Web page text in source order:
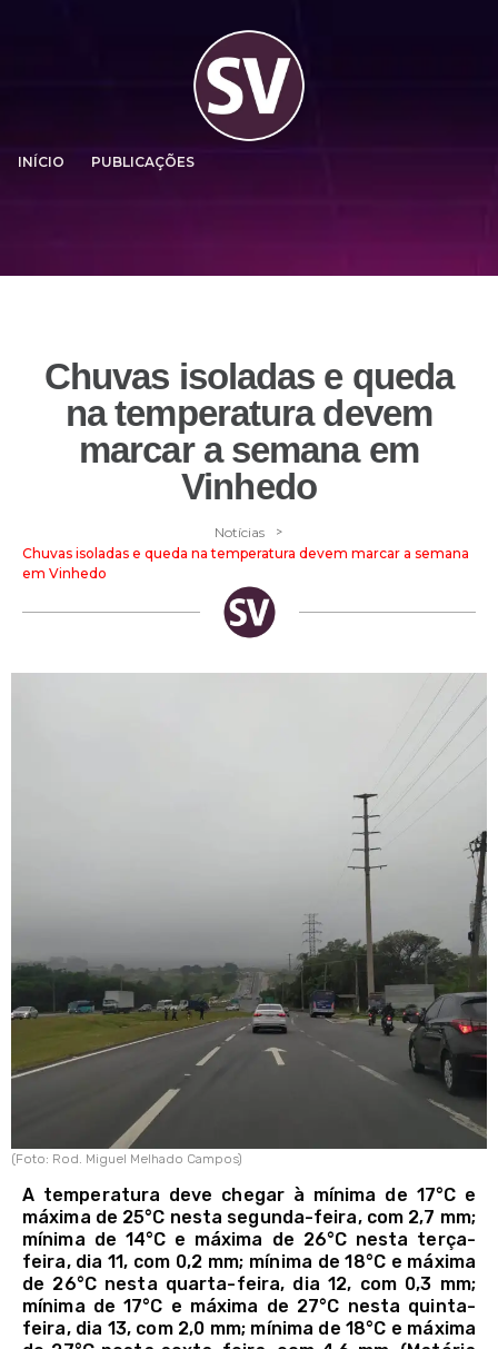
INÍCIO PUBLICAÇÕES
Chuvas isoladas e queda
na temperatura devem
marcar a semana em
Vinhedo
Notícias >
Chuvas isoladas e queda na temperatura devem marcar a semana
em Vinhedo
(Foto: Rod. Miguel Melhado Campos)
A temperatura deve chegar à mínima de 17°C e
máxima de 25°C nesta segunda-feira, com 2,7 mm;
mínima de 14°C e máxima de 26°C nesta terça-
feira, dia 11, com 0,2 mm; mínima de 18°C e máxima
de 26°C nesta quarta-feira, dia 12, com 0,3 mm;
mínima de 17°C e máxima de 27°C nesta quinta-
feira, dia 13, com 2,0 mm; mínima de 18°C e máxima